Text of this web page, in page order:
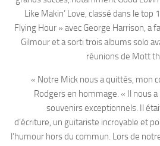
Like Makin’ Love, classé dans le top
Flying Hour » avec George Harrison, a
Gilmour et a sorti trois albums solo
réunions de Mott
« Notre Mick nous a quittés, mon
Rodgers en hommage. « Il nous
souvenirs exceptionnels. Il
d’écriture, un guitariste incroyable et
l’humour hors du commun. Lors de